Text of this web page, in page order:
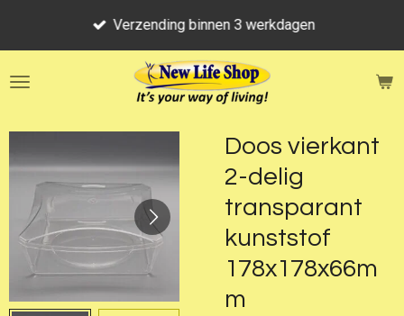
de
Verzending binnen 3 werkdagen
Doos vierkant
2-delig
transparant
kunststof
178x178x66m
m